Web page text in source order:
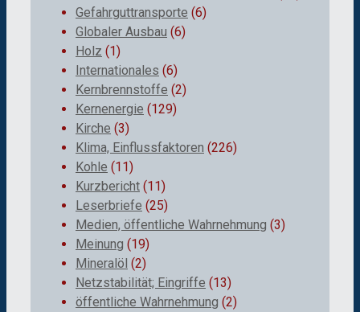
Gefahrguttransporte (6)
Globaler Ausbau (6)
Holz (1)
Internationales (6)
Kernbrennstoffe (2)
Kernenergie (129)
Kirche (3)
Klima, Einflussfaktoren (226)
Kohle (11)
Kurzbericht (11)
Leserbriefe (25)
Medien, öffentliche Wahrnehmung (3)
Meinung (19)
Mineralöl (2)
Netzstabilität; Eingriffe (13)
öffentliche Wahrnehmung (2)